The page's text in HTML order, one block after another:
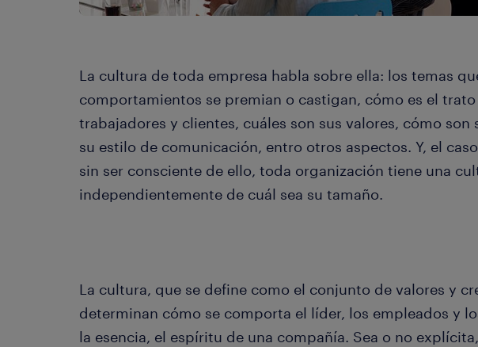
​La cultura de toda empresa habla sobre ella: los temas
comportamientos se premian o castigan, cómo es el
trabajadores y clientes, cuáles son sus valores, cómo son
su estilo de comunicación, entro otros aspectos. Y, el
sin ser consciente de ello, toda organización tiene una
independientemente de cuál sea su tamaño.
La cultura, que se define como el conjunto de valores y
determinan cómo se comporta el líder, los empleados y
la esencia, el espíritu de una compañía. Sea o no